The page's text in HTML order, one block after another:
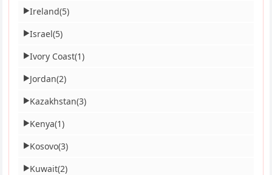
▶Ireland(5)
▶Israel(5)
▶Ivory Coast(1)
▶Jordan(2)
▶Kazakhstan(3)
▶Kenya(1)
▶Kosovo(3)
▶Kuwait(2)